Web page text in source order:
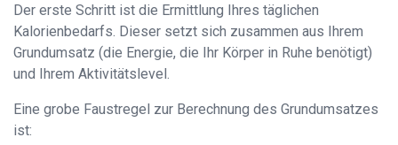
Der erste Schritt ist die Ermittlung Ihres täglichen
Kalorienbedarfs. Dieser setzt sich zusammen aus Ihrem
Grundumsatz (die Energie, die Ihr Körper in Ruhe benötigt)
und Ihrem Aktivitätslevel.
Eine grobe Faustregel zur Berechnung des Grundumsatzes
ist: